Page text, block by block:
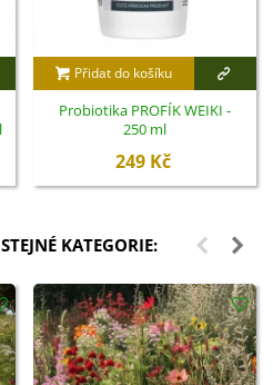
Přidat do košíku
Probiotika PROFÍK WEIKI -
250 ml
249 Kč
KATEGORIE: